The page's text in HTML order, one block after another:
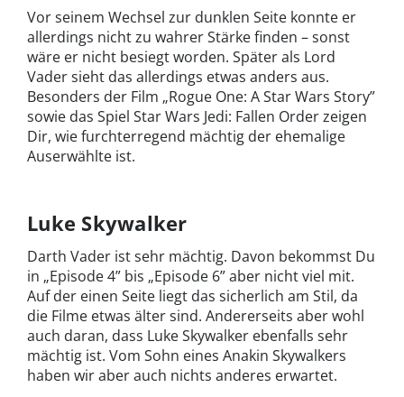
Vor seinem Wechsel zur dunklen Seite konnte er
allerdings nicht zu wahrer Stärke finden – sonst
wäre er nicht besiegt worden. Später als Lord
Vader sieht das allerdings etwas anders aus.
Besonders der Film „Rogue One: A Star Wars Story”
sowie das Spiel Star Wars Jedi: Fallen Order zeigen
Dir, wie furchterregend mächtig der ehemalige
Auserwählte ist.
Luke Skywalker
Darth Vader ist sehr mächtig. Davon bekommst Du
in „Episode 4” bis „Episode 6” aber nicht viel mit.
Auf der einen Seite liegt das sicherlich am Stil, da
die Filme etwas älter sind. Andererseits aber wohl
auch daran, dass Luke Skywalker ebenfalls sehr
mächtig ist. Vom Sohn eines Anakin Skywalkers
haben wir aber auch nichts anderes erwartet.